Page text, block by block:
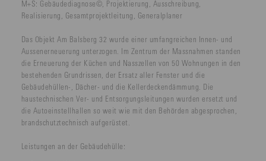
M+S: Gebäudediagnose©, Projektierung, Ausschreibung,
Realisierung, Gesamtprojektleitung, Generalplaner
Das Objekt Am Balsberg 32 wurde einer umfangreichen Innen- und
Aussenerneuerung unterzogen. Im Zentrum der Massnahmen standen
die Erneuerung der Küchen und Nasszellen von 50 Wohnungen in den
bestehenden Grundrissen, der Ersatz aller Fenster und die
Gebäudehüllen-, Dächer- und die Kellerdeckendämmung. Die
haustechnischen Ver- und Entsorgungsleitungen wurden ersetzt und
die Autoeinstellhallen so weit wie mit den Behörden abgesprochen,
brandschutztechnisch aufgerüstet.
Leistungen an der Gebäudehülle: